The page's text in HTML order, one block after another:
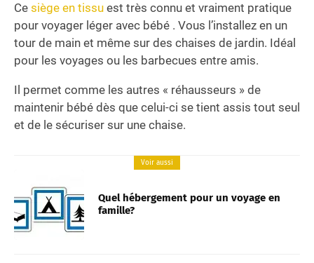
Ce siège en tissu est très connu et vraiment pratique
pour voyager léger avec bébé . Vous l’installez en un
tour de main et même sur des chaises de jardin. Idéal
pour les voyages ou les barbecues entre amis.
Il permet comme les autres « réhausseurs » de
maintenir bébé dès que celui-ci se tient assis tout seul
et de le sécuriser sur une chaise.
Voir aussi
Quel hébergement pour un voyage en
famille?